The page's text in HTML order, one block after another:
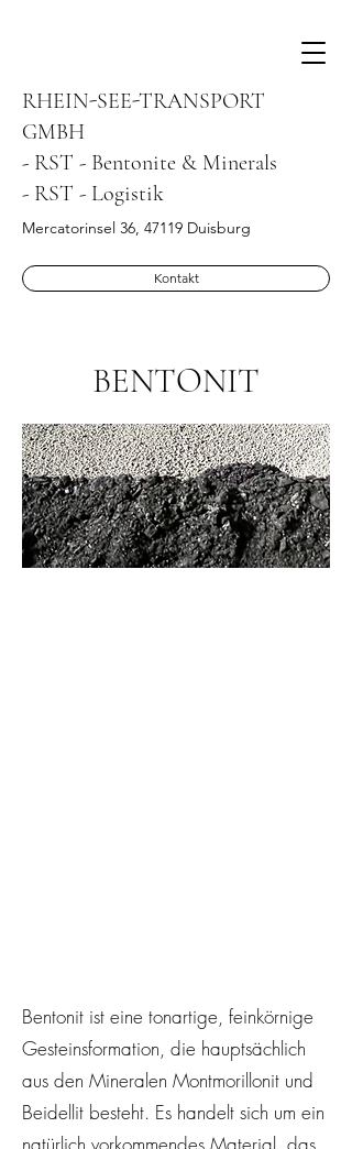
RHEIN-SEE-TRANSPORT
GMBH
- RST - Bentonite & Minerals
- RST - Logistik
Mercatorinsel 36, 47119 Duisburg
Kontakt
BENTONIT
Bentonit ist eine tonartige, feinkörnige
Gesteinsformation, die hauptsächlich
aus den Mineralen Montmorillonit und
Beidellit besteht. Es handelt sich um ein